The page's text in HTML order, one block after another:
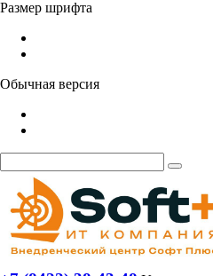
Размер шрифта
Обычная версия